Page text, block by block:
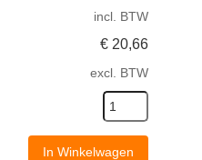
incl. BTW
€ 20,66
excl. BTW
In Winkelwagen